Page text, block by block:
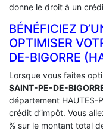
donne le droit à un
BÉNÉFICIEZ
OPTIMISER
DE-BIGORRE
Lorsque vous faites
SAINT-PE-DE-
département HAUTES-
crédit d’impôt. Vous
% sur le montant total